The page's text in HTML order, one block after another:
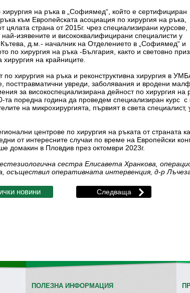
на ръка в „Софиямед“, който е сертифициран
към Европейската асоциация по хирургия на ръка,
цялата страна от 2015г. чрез специализирани курсове,
изявените и висококвалифицирани специалисти у
д.м.- началник на Отделението в „Софиямед“ и
по хирургия на ръка -България, както и световно
хирургия на крайниците.
по хирургия на ръка и реконструктивна хирургия в
посттравматични увреди, заболявания и вродени
за високоспециализирана дейност по хирургия
та поредна година да проведем специализиран курс
на микрохирургията, първият в света
центрове по хирургия на ръката от
от интересните случаи по време на Европейски
домакин в Пловдив през октомври 2023г.
сестра Елисавета Хранкова,
осъществил оперативната интервенция, д-р
ПОЛЕЗНА ИНФОРМАЦИЯ